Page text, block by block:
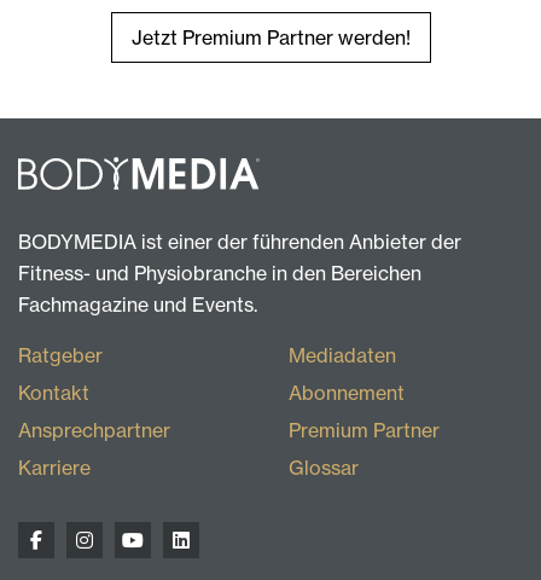
Jetzt Premium Partner werden!
BODYMEDIA ist einer der führenden Anbieter der
Fitness- und Physiobranche in den Bereichen
Fachmagazine und Events.
Ratgeber
Kontakt
Ansprechpartner
Karriere
Mediadaten
Abonnement
Premium Partner
Glossar